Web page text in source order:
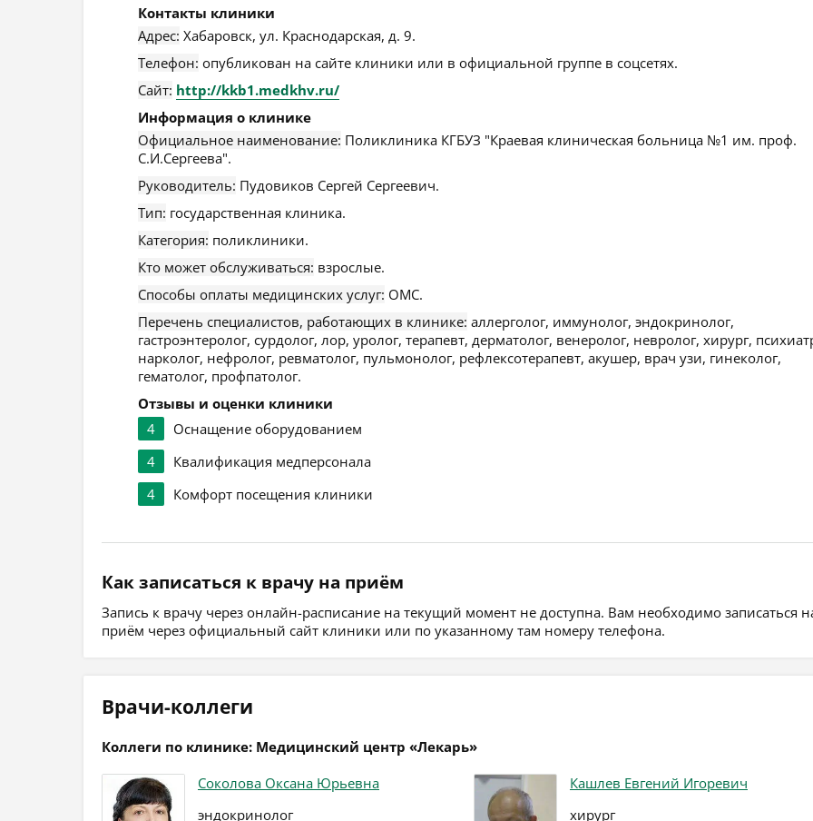
Контакты клиники
Адрес: Хабаровск, ул. Краснодарская, д. 9.
Телефон: опубликован на сайте клиники или в официальной группе в соцсетях.
Сайт: http://kkb1.medkhv.ru/
Информация о клинике
Официальное наименование: Поликлиника КГБУЗ "Краевая клиническая больница №1 им. проф.
С.И.Сергеева".
Руководитель: Пудовиков Сергей Сергеевич.
Тип: государственная клиника.
Категория: поликлиники.
Кто может обслуживаться: взрослые.
Способы оплаты медицинских услуг: ОМС.
Перечень специалистов, работающих в клинике: аллерголог, иммунолог, эндокринолог,
гастроэнтеролог, сурдолог, лор, уролог, терапевт, дерматолог, венеролог, невролог, хирург,
нарколог, нефролог, ревматолог, пульмонолог, рефлексотерапевт, акушер, врач узи, гинеколог,
гематолог, профпатолог.
Отзывы и оценки клиники
4
Оснащение оборудованием
4
Квалификация медперсонала
4
Комфорт посещения клиники
Как записаться к врачу на приём
Запись к врачу через онлайн-расписание на текущий момент не доступна. Вам необходимо записаться
приём через официальный сайт клиники или по указанному там номеру телефона.
Врачи-коллеги
Коллеги по клинике: Медицинский центр «Лекарь»
Соколова Оксана Юрьевна
эндокринолог
Кашлев Евгений Игоревич
хирург